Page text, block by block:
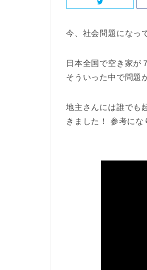
今、社会問題になっ
日本全国で空き家が
そういった中で問題
地主さんには誰でも
きました！ 参考にな